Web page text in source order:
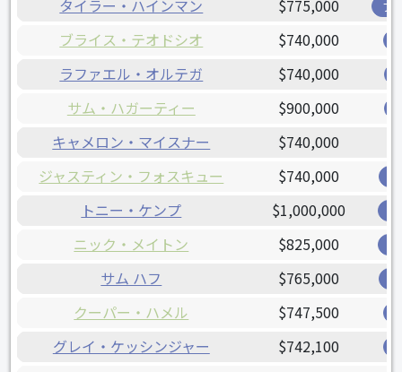
タイラー・ハインマン $775,000 ブ
ブライス・テオドシオ $740,000
ラファエル・オルテガ $740,000
サム・ハガーティー $900,000
キャメロン・マイスナー
$740,000
ジャスティン・フォスキュー
$740,000
トニー・ケンプ $1,000,000
ニック・メイトン $825,000
サム ハフ $765,000
クーパー・ハメル $747,500
グレイ・ケッシンジャー $742,100